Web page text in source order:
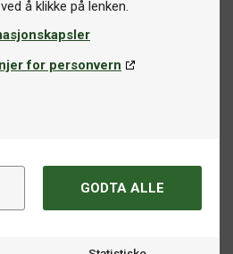
for personvern
GODTA ALLE